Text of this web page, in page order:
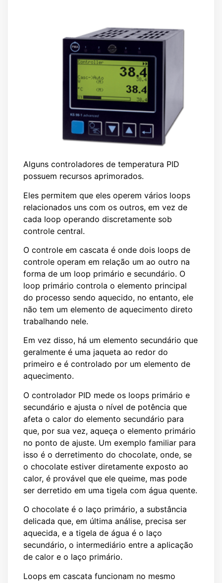
Alguns controladores de temperatura PID
possuem recursos aprimorados.
Eles permitem que eles operem vários loops
relacionados uns com os outros, em vez de
cada loop operando discretamente sob
controle central.
O controle em cascata é onde dois loops de
controle operam em relação um ao outro na
forma de um loop primário e secundário. O
loop primário controla o elemento principal
do processo sendo aquecido, no entanto, ele
não tem um elemento de aquecimento direto
trabalhando nele.
Em vez disso, há um elemento secundário que
geralmente é uma jaqueta ao redor do
primeiro e é controlado por um elemento de
aquecimento.
O controlador PID mede os loops primário e
secundário e ajusta o nível de potência que
afeta o calor do elemento secundário para
que, por sua vez, aqueça o elemento primário
no ponto de ajuste. Um exemplo familiar para
isso é o derretimento do chocolate, onde, se
o chocolate estiver diretamente exposto ao
calor, é provável que ele queime, mas pode
ser derretido em uma tigela com água quente.
O chocolate é o laço primário, a substância
delicada que, em última análise, precisa ser
aquecida, e a tigela de água é o laço
secundário, o intermediário entre a aplicação
de calor e o laço primário.
Loops em cascata funcionam no mesmo